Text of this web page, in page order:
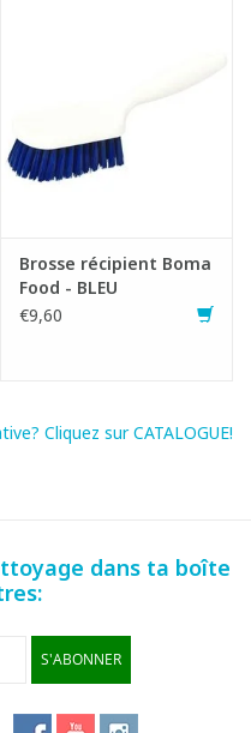
Brosse récipient Boma
Food - BLEU
€9,60
Cliquez sur CATALOGUE!
dans ta boîte
S'ABONNER